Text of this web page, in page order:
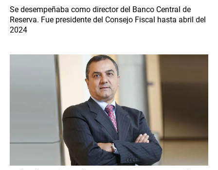
Se desempeñaba como director del Banco Central de
Reserva. Fue presidente del Consejo Fiscal hasta abril del
2024